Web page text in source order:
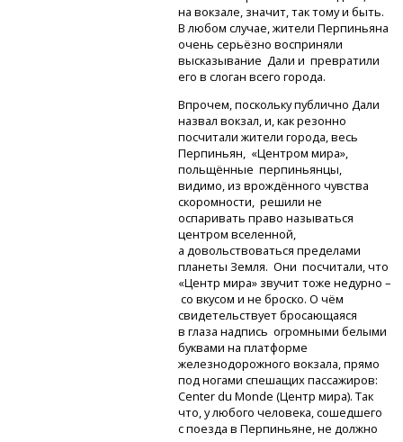
на вокзале, значит, так тому и быть.
В любом случае, жители Перпиньяна
очень серьёзно восприняли
высказывание Дали и превратили
его в слоган всего города.
Впрочем, поскольку публично Дали
назвал вокзал, и, как резонно
посчитали жители города, весь
Перпиньян, «Центром мира»,
польщённые перпиньянцы,
видимо, из врождённого чувства
скоромности, решили не
оспаривать право называться
центром вселенной,
а довольствоваться пределами
планеты Земля. Они посчитали, что
«Центр мира» звучит тоже недурно –
со вкусом и не броско. О чём
свидетельствует бросающаяся
в глаза надпись огромными белыми
буквами на платформе
железнодорожного вокзала, прямо
под ногами спешащих пассажиров:
Center du Monde (Центр мира). Так
что, у любого человека, сошедшего
с поезда в Перпиньяне, не должно